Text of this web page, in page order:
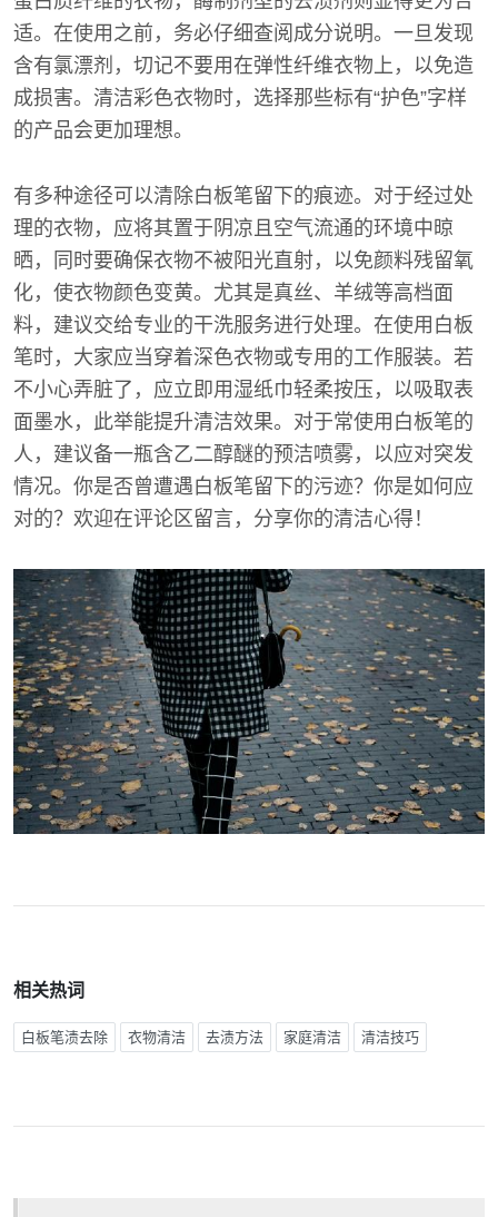
适。在使用之前，务必仔细查阅成分说明。一旦发现
含有氯漂剂，切记不要用在弹性纤维衣物上，以免造
成损害。清洁彩色衣物时，选择那些标有“护色”字样
的产品会更加理想。
有多种途径可以清除白板笔留下的痕迹。对于经过处
理的衣物，应将其置于阴凉且空气流通的环境中晾
晒，同时要确保衣物不被阳光直射，以免颜料残留氧
化，使衣物颜色变黄。尤其是真丝、羊绒等高档面
料，建议交给专业的干洗服务进行处理。在使用白板
笔时，大家应当穿着深色衣物或专用的工作服装。若
不小心弄脏了，应立即用湿纸巾轻柔按压，以吸取表
面墨水，此举能提升清洁效果。对于常使用白板笔的
人，建议备一瓶含乙二醇醚的预洁喷雾，以应对突发
情况。你是否曾遭遇白板笔留下的污迹？你是如何应
对的？欢迎在评论区留言，分享你的清洁心得！
相关热词
白板笔渍去除 衣物清洁 去渍方法 家庭清洁 清洁技巧